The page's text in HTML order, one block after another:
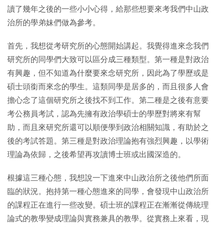
讀了幾年之後的一些小小心得，給那些想要來考我們中山政
治所的學弟妹們做為參考。
首先，我想從考研究所的心態開始講起。我覺得進來念我們
研究所的同學們大致可以區分成三種類型。第一種是對政治
有興趣，但不知道為什麼要來念研究所，因此為了學歷或是
碩士頭銜而來念的學生。這類同學是居多的，而且很多人會
擔心念了這個研究所之後找不到工作。第二種是之後有意要
考公務員考試，認為先擁有政治學碩士的學歷對將來有幫
助，而且來研究所還可以順便學到政治相關知識，有助於之
後的考試答題。第三種是對政治理論抱有強烈興趣，以學術
理論為依歸，之後希望再攻讀博士班或出國深造的。
根據這三種心態，我想說一下進來中山政治所之後他們所面
臨的狀況。抱持第一種心態進來的同學，會發現中山政治所
的課程正在進行一些改變。碩士班的課程正在漸漸從傳統理
論式的教學變成理論與實務兼具的教學。從實務上來看，現